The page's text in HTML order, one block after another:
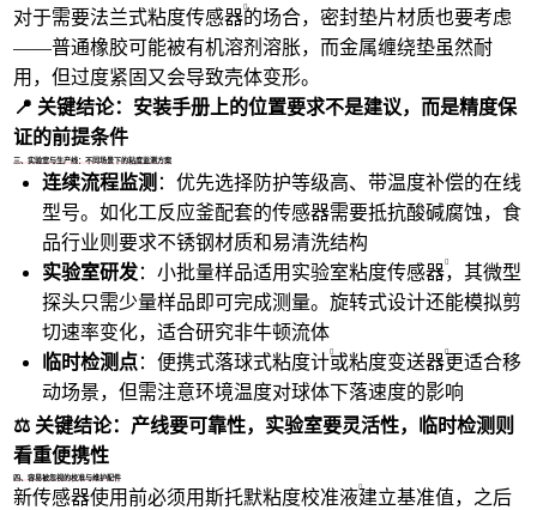
对于需要法兰式粘度传感器的场合，密封垫片材质也要考虑
——普通橡胶可能被有机溶剂溶胀，而金属缠绕垫虽然耐
用，但过度紧固又会导致壳体变形。
📍 关键结论：安装手册上的位置要求不是建议，而是精度保
证的前提条件
三、实验室与生产线：不同场景下的粘度监测方案
连续流程监测 ：优先选择防护等级高、带温度补偿的在线
型号。如化工反应釜配套的传感器需要抵抗酸碱腐蚀，食
品行业则要求不锈钢材质和易清洗结构
实验室研发：小批量样品适用 实验室粘度传感器，其微型
探头只需少量样品即可完成测量。旋转式设计还能模拟剪
切速率变化，适合研究非牛顿流体
临时检测点：便携式落球式粘度计或粘度变送器更适合移
动场景，但需注意环境温度对球体下落速度的影响
⚖️ 关键结论：产线要可靠性，实验室要灵活性，临时检测则
看重便携性
四、容易被忽视的校准与维护配件
新传感器使用前必须用斯托默粘度校准液建立基准值，之后